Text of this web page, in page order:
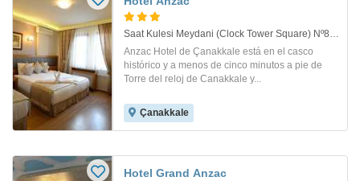
Saat Kulesi Meydani (Clock Tower Square) Nº8. Canakkale
Anzac Hotel de Çanakkale está en el casco
histórico y a menos de cinco minutos a pie de
Torre del reloj de Canakkale y...
Çanakkale
Hotel Grand Anzac